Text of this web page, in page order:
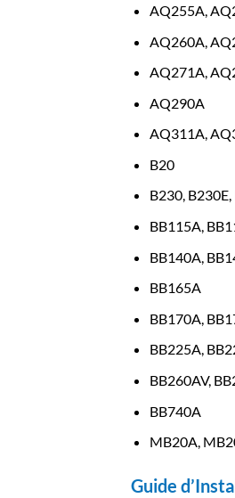
AQ255A,
AQ260A,
AQ271A,
AQ290A
AQ311A,
B20
B230,
BB115A,
BB140A,
BB165A
BB170A,
BB225A,
BB260AV,
BB740A
MB20A,
Guide